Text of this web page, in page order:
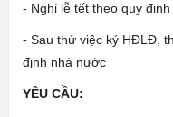
- Nghỉ lễ tết theo quy
- Sau thử việc ký HĐLĐ,
định nhà nước
YÊU CẦU: